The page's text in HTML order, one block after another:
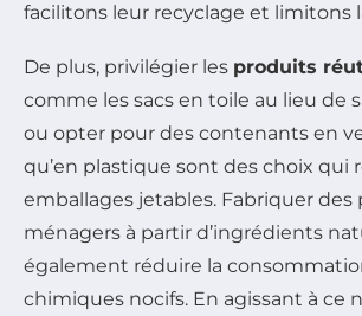
facilitons leur recyclage et limitons
De plus, privilégier les produits
comme les sacs en toile au lieu de
ou opter pour des contenants en
qu’en plastique sont des choix qui
emballages jetables. Fabriquer des
ménagers à partir d’ingrédients
également réduire la
chimiques nocifs. En agissant à ce